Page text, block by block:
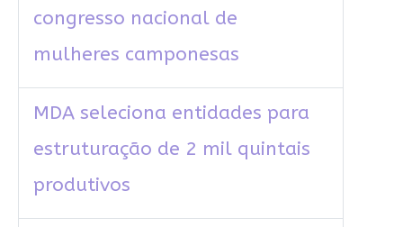
congresso nacional de
mulheres camponesas
MDA seleciona entidades para
estruturação de 2 mil quintais
produtivos